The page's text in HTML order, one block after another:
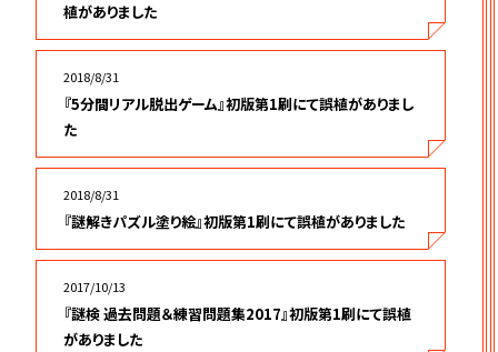
植がありました
2018/8/31
『5分間リアル脱出ゲーム』初版第1刷にて誤植がありまし
た
2018/8/31
『謎解きパズル塗り絵』初版第1刷にて誤植がありました
2017/10/13
『謎検 過去問題＆練習問題集2017』初版第1刷にて誤植
がありました